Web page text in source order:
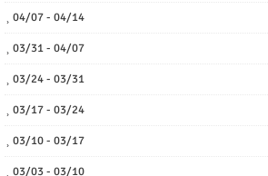
04/07 - 04/14
03/31 - 04/07
03/24 - 03/31
03/17 - 03/24
03/10 - 03/17
03/03 - 03/10